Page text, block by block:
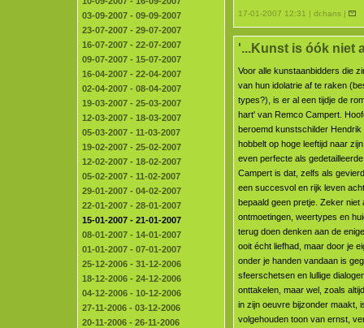
03-09-2007 - 09-09-2007
23-07-2007 - 29-07-2007
16-07-2007 - 22-07-2007
09-07-2007 - 15-07-2007
16-04-2007 - 22-04-2007
02-04-2007 - 08-04-2007
19-03-2007 - 25-03-2007
12-03-2007 - 18-03-2007
05-03-2007 - 11-03-2007
19-02-2007 - 25-02-2007
12-02-2007 - 18-02-2007
05-02-2007 - 11-02-2007
29-01-2007 - 04-02-2007
22-01-2007 - 28-01-2007
15-01-2007 - 21-01-2007
08-01-2007 - 14-01-2007
01-01-2007 - 07-01-2007
25-12-2006 - 31-12-2006
18-12-2006 - 24-12-2006
04-12-2006 - 10-12-2006
27-11-2006 - 03-12-2006
20-11-2006 - 26-11-2006
17-01-2007 12:31 | dr.hans |
'...Kunst is óók niet
Voor alle kunstaanbidders die
van hun idolatrie af te raken
types?), is er al een tijdje de
hart' van Remco Campert.
beroemd kunstschilder Hendrik
hobbelt op hoge leeftijd naar
even perfecte als
Campert is dat, zelfs als
een succesvol en rijk leven
bepaald geen pretje. Zeker niet
ontmoetingen, weertypes en
terug doen denken aan de
ooit écht liefhad, maar door je
onder je handen vandaan is
sfeerschetsen en lullige
onttakelen, maar wel, zoals
in zijn oeuvre bijzonder maakt,
volgehouden toon van ernst,